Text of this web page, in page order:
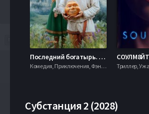
Последний богатырь. Колобок (2026)
Комедия, Приключения, Фэнтези,
СОУЛМ8ЙТ
Триллер,
Субстанция 2 (2028)